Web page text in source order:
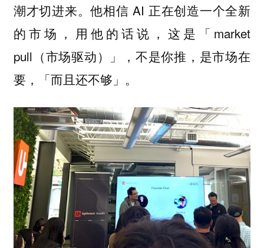
潮才切进来。他相信 AI 正在创造一个全新
的市场，用他的话说，这是「market
pull（市场驱动）」，不是你推，是市场在
要，「而且还不够」。